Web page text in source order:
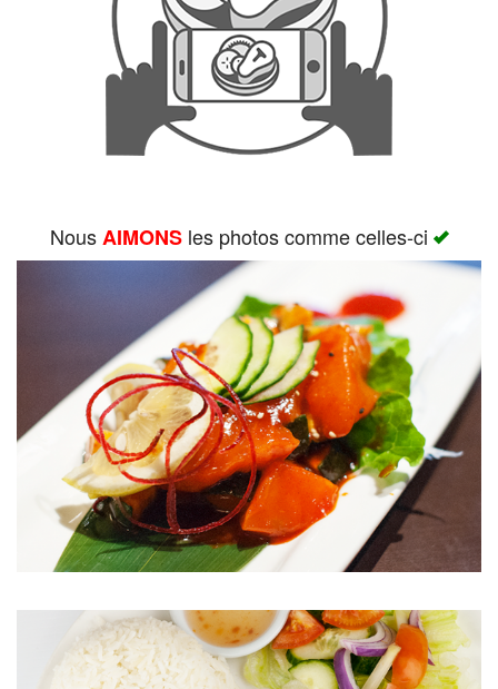
NousAIMONSles photos comme celles-ci